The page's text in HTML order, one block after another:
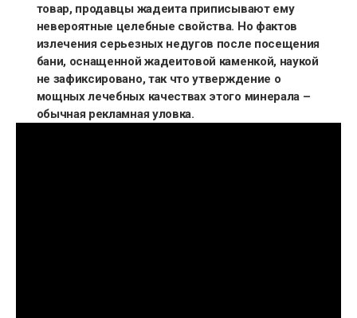
товар, продавцы жадеита приписывают ему
невероятные целебные свойства. Но фактов
излечения серьезных недугов после посещения
бани, оснащенной жадеитовой каменкой, наукой
не зафиксировано, так что утверждение о
мощных лечебных качествах этого минерала –
обычная рекламная уловка.